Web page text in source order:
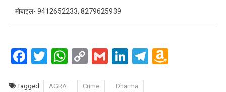
मोबाइल- 9412652233, 8279625939
Facebook
Twitter
WhatsApp
CopyGmailLinkedIn
Telegram
Amazon
Tagged AGRA Crime Dharma